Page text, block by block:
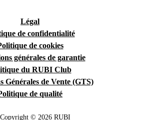
Légal
de confidentialité
de cookies
générales de garantie
du RUBI Club
Générales de Vente (GTS)
de qualité
Copyright © 2026 RUBI